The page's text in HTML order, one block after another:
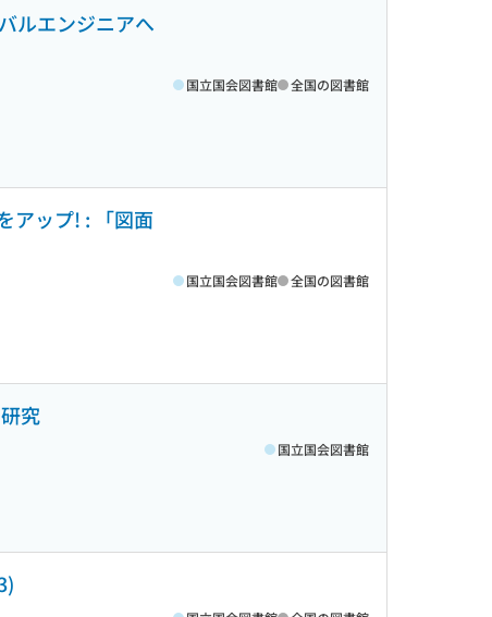
ルエンジニアへ
国立国会図書館 全国の図書館
アップ! : 「図面
国立国会図書館 全国の図書館
究
国立国会図書館